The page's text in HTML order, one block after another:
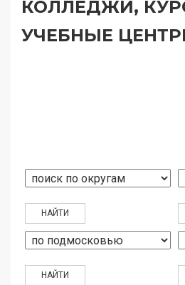
КОЛЛЕДЖИ,
УЧЕБНЫЕ